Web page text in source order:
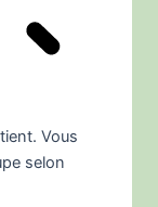
Vous
selon